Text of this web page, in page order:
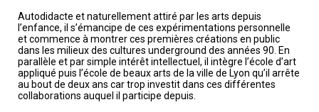
Autodidacte et naturellement attiré par les arts depuis
l’enfance, il s’émancipe de ces expérimentations personnelle
et commence à montrer ces premières créations en public
dans les milieux des cultures underground des années 90. En
parallèle et par simple intérêt intellectuel, il intègre l’école d’art
appliqué puis l’école de beaux arts de la ville de Lyon qu’il arrête
au bout de deux ans car trop investit dans ces différentes
collaborations auquel il participe depuis.